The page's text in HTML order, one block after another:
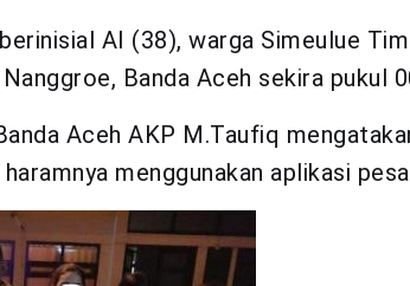
AI (38), warga Simeulue
Banda Aceh sekira pukul
Aceh AKP M.Taufiq
menggunakan aplikasi